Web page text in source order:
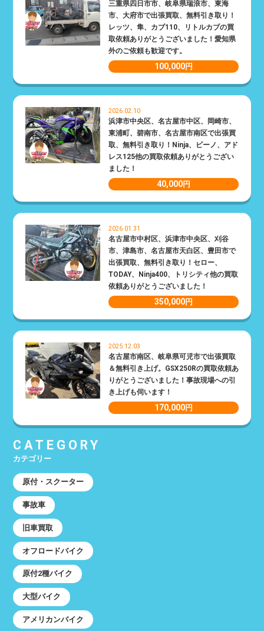
三重県四日市市、岐阜県瑞浪市、東海
市、大府市で出張買取、無料引き取り！
レッツ、隼、カブ110、リトルカブの買
取依頼ありがとうございました！愛知県
外のご依頼も歓迎です。
100,000円
2026.02.10
浜津市中央区、名古屋市中区、岡崎市、
東浦町、碧南市、名古屋市南区で出張買
取、無料引き取り！Ninja、ビーノ、アド
レス125他の買取依頼ありがとうござい
ました！
40,000円
2026.01.31
名古屋市中村区、浜津市中央区、刈谷
市、津島市、名古屋市天白区、豊田市で
出張買取、無料引き取り！セロー、
TODAY、Ninja400、トリシティ他の買取
依頼ありがとうございました！
350,000円
2025.12.03
名古屋市南区、岐阜県可児市で出張買取
＆無料引き上げ。GSX250Rの買取依頼あ
りがとうございました！事故現場への引
き上げも伺います！
170,000円
CATEGORY
カテゴリー
原付・スクーター
事故車
旧車買取
オフロードバイク
原付2種バイク
大型バイク
アメリカンバイク